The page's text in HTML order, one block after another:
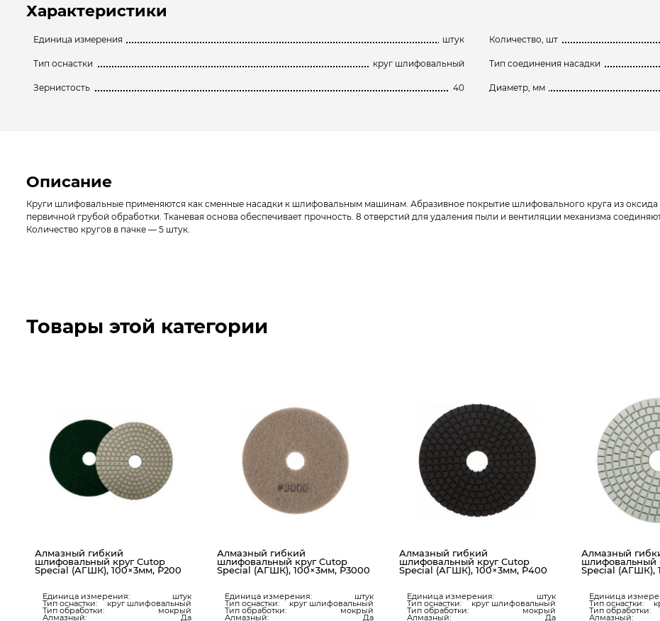
Характеристики
Единица измерения штук
Тип оснастки круг шлифовальный
Зернистость 40
Количество, шт
Тип соединения насадки
Диаметр, мм
Описание
Круги шлифовальные применяются как сменные насадки к шлифовальным машинам. Абразивное покрытие шлифовального круга из оксида
первичной грубой обработки. Тканевая основа обеспечивает прочность. 8 отверстий для удаления пыли и вентиляции механизма
Количество кругов в пачке — 5 штук.
Товары этой категории
Алмазный гибкий
шлифовальный круг Cutop
Special (АГШК), 100×3мм, Р200
Единица измерения: штук
Тип оснастки: круг шлифовальный
Тип обработки: мокрый
Алмазный: Да
Алмазный гибкий
шлифовальный круг Cutop
Special (АГШК), 100×3мм, Р3000
Единица измерения: штук
Тип оснастки: круг шлифовальный
Тип обработки: мокрый
Алмазный: Да
Алмазный гибкий
шлифовальный круг Cutop
Special (АГШК), 100×3мм, Р400
Единица измерения: штук
Тип оснастки: круг шлифовальный
Тип обработки: мокрый
Алмазный: Да
Алмазный
шлифовальный
Special (АГШК),
Единица
Тип оснастки:
Тип обработки:
Алмазный: